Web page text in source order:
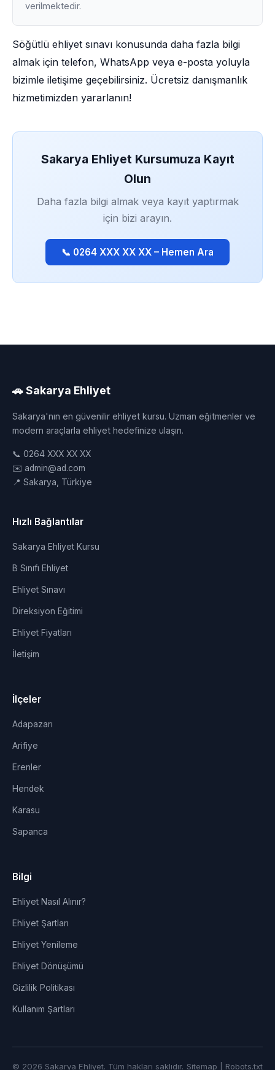
verilmektedir.
Söğütlü ehliyet sınavı konusunda daha fazla bilgi
almak için telefon, WhatsApp veya e-posta yoluyla
bizimle iletişime geçebilirsiniz. Ücretsiz danışmanlık
hizmetimizden yararlanın!
Sakarya Ehliyet Kursumuza Kayıt
Olun
Daha fazla bilgi almak veya kayıt yaptırmak
için bizi arayın.
📞 0264 XXX XX XX – Hemen Ara
🚗 Sakarya Ehliyet
Sakarya'nın en güvenilir ehliyet kursu. Uzman eğitmenler ve
modern araçlarla ehliyet hedefinize ulaşın.
📞 0264 XXX XX XX
✉️ admin@ad.com
📍 Sakarya, Türkiye
Hızlı Bağlantılar
Sakarya Ehliyet Kursu
B Sınıfı Ehliyet
Ehliyet Sınavı
Direksiyon Eğitimi
Ehliyet Fiyatları
İletişim
İlçeler
Adapazarı
Arifiye
Erenler
Hendek
Karasu
Sapanca
Bilgi
Ehliyet Nasıl Alınır?
Ehliyet Şartları
Ehliyet Yenileme
Ehliyet Dönüşümü
Gizlilik Politikası
Kullanım Şartları
© 2026 Sakarya Ehliyet. Tüm hakları saklıdır. Sitemap Robots.txt